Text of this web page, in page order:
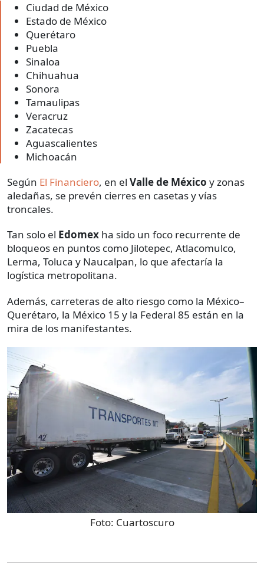
Ciudad de México
Estado de México
Querétaro
Puebla
Sinaloa
Chihuahua
Sonora
Tamaulipas
Veracruz
Zacatecas
Aguascalientes
Michoacán
Según El Financiero, en el Valle de México y zonas
aledañas, se prevén cierres en casetas y vías
troncales.
Tan solo el Edomex ha sido un foco recurrente de
bloqueos en puntos como Jilotepec, Atlacomulco,
Lerma, Toluca y Naucalpan, lo que afectaría la
logística metropolitana.
Además, carreteras de alto riesgo como la México–
Querétaro, la México 15 y la Federal 85 están en la
mira de los manifestantes.
Foto: Cuartoscuro